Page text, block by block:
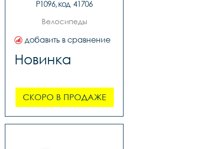
P1096, код  41706
Велосипеды
добавить в сравнение
Новинка
СКОРО В ПРОДАЖЕ